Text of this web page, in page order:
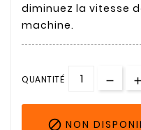
diminuez la vitesse
machine.
QUANTITÉ
 NON